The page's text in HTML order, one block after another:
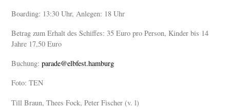
Boarding: 13:30 Uhr, Anlegen: 18 Uhr
Betrag zum Erhalt des Schiffes: 35 Euro pro Person, Kinder bis 14
Jahre 17,50 Euro
Buchung:parade@elbfest.hamburg
Foto: TEN
Till Braun, Thees Fock, Peter Fischer (v. l)